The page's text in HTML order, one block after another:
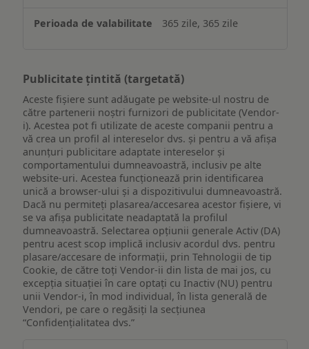
365 zile, 365 zile
Publicitate țintită (targetată)
Aceste fișiere sunt adăugate pe website-ul nostru de
către partenerii noștri furnizori de publicitate (Vendor-
i). Acestea pot fi utilizate de aceste companii pentru a
vă crea un profil al intereselor dvs. și pentru a vă afișa
anunțuri publicitare adaptate intereselor și
comportamentului dumneavoastră, inclusiv pe alte
website-uri. Acestea funcționează prin identificarea
unică a browser-ului și a dispozitivului dumneavoastră.
Dacă nu permiteți plasarea/accesarea acestor fișiere, vi
se va afișa publicitate neadaptată la profilul
dumneavoastră. Selectarea opțiunii generale Activ (DA)
pentru acest scop implică inclusiv acordul dvs. pentru
plasare/accesare de informații, prin Tehnologii de tip
Cookie, de către toți Vendor-ii din lista de mai jos, cu
excepția situației în care optați cu Inactiv (NU) pentru
unii Vendor-i, în mod individual, în lista generală de
Vendori, pe care o regăsiți la secțiunea
“Confidențialitatea dvs.”